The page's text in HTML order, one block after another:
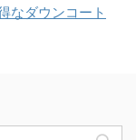
なダウンコート